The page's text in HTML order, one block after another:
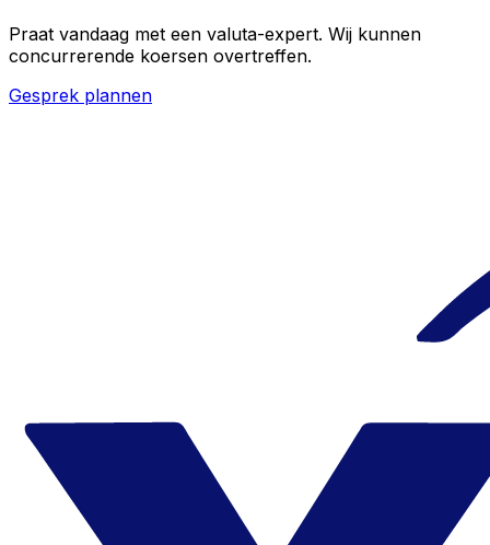
Praat vandaag met een valuta-expert. Wij kunnen
concurrerende koersen overtreffen.
Gesprek plannen